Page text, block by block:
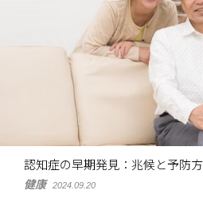
認知症の早期発見：兆候と予防
健康 2024.09.20